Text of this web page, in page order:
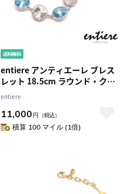
entiere アンティエーレ ブレス
レット 18.5cm ラウンド・クリ
スタルガラス ブルー・クリア
ディース イタリア製
entiere
11,000 円 （税込）
積算 100 マイル (1倍)